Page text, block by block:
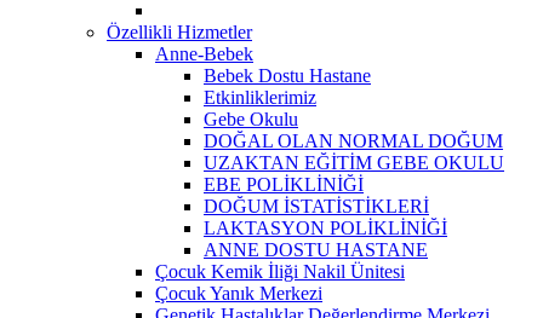
Özellikli Hizmetler
Anne-Bebek
Bebek Dostu Hastane
Etkinliklerimiz
Gebe Okulu
DOĞAL OLAN NORMAL DOĞUM
UZAKTAN EĞİTİM GEBE OKULU
EBE POLİKLİNİĞİ
DOĞUM İSTATİSTİKLERİ
LAKTASYON POLİKLİNİĞİ
ANNE DOSTU HASTANE
Çocuk Kemik İliği Nakil Ünitesi
Çocuk Yanık Merkezi